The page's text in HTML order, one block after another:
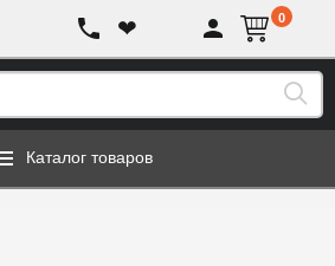
❤ 0
Каталог товаров